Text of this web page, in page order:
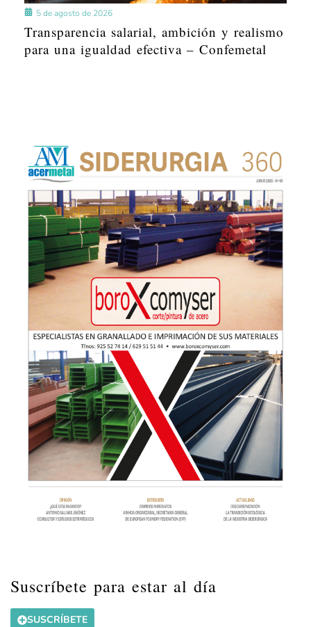
5 de agosto de 2026
Transparencia salarial, ambición y realismo
para una igualdad efectiva – Confemetal
Suscríbete para estar al día
SUSCRÍBETE